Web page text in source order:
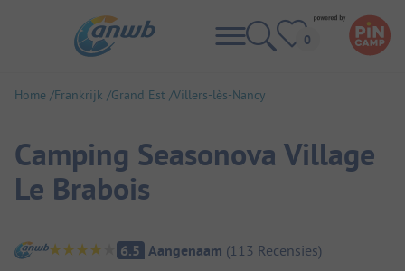
Home Frankrijk Grand Est Villers-lès-Nancy
Camping Seasonova Village
Le Brabois
Camping overzicht
6.5 Aangenaam (113 Recensies)